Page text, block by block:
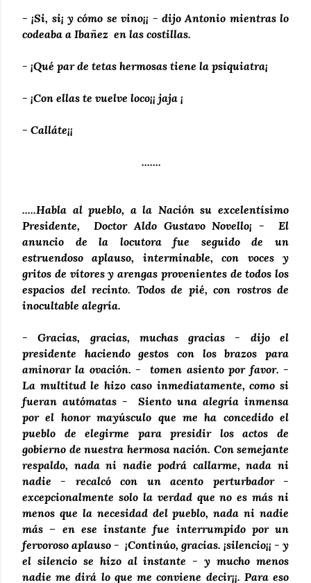
- ¡Si, si¡ y cómo se vino¡¡ - dijo Antonio mientras lo
codeaba a Ibañez en las costillas.
- ¡Qué par de tetas hermosas tiene la psiquiatra¡
- ¡Con ellas te vuelve loco¡¡ jaja ¡
- Calláte¡¡
.......
.....Habla al pueblo, a la Nación su excelentísimo
Presidente, Doctor Aldo Gustavo Novello¡ - El
anuncio de la locutora fue seguido de un
estruendoso aplauso, interminable, con voces y
gritos de vítores y arengas provenientes de todos los
espacios del recinto. Todos de pié, con rostros de
inocultable alegría.
- Gracias, gracias, muchas gracias - dijo el
presidente haciendo gestos con los brazos para
aminorar la ovación. - tomen asiento por favor. -
La multitud le hizo caso inmediatamente, como si
fueran autómatas - Siento una alegría inmensa
por el honor mayúsculo que me ha concedido el
pueblo de elegirme para presidir los actos de
gobierno de nuestra hermosa nación. Con semejante
respaldo, nada ni nadie podrá callarme, nada ni
nadie - recalcó con un acento perturbador -
excepcionalmente solo la verdad que no es más ni
menos que la necesidad del pueblo, nada ni nadie
más – en ese instante fue interrumpido por un
fervoroso aplauso - ¡Continúo, gracias. ¡silencio¡¡ - y
el silencio se hizo al instante - y mucho menos
nadie me dirá lo que me conviene decir¡¡. Para eso